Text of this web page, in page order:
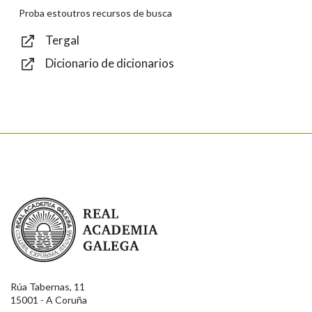
Texto de verificación
Proba estoutros recursos de busca
Tergal
Dicionario de dicionarios
Real Academia Galega
Rúa Tabernas, 11
15001 - A Coruña